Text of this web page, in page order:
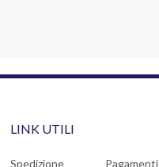
LINK UTILI
Spedizione
Pagamenti